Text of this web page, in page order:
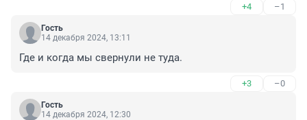
"звезд" типа Джарахова, то всё понятно) им не
пластик, а кольцо коровье в нос нужно вставить,
стадо и есть стадо.
+4 –1
Гость
14 декабря 2024, 13:11
Где и когда мы свернули не туда.
+3 –0
Гость
14 декабря 2024, 12:30